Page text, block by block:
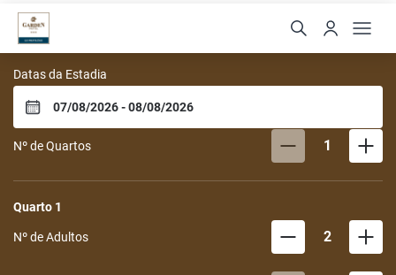
Garden Hotel
Datas da Estadia
Nº de Quartos 1
Quarto 1
Nº de Adultos 2